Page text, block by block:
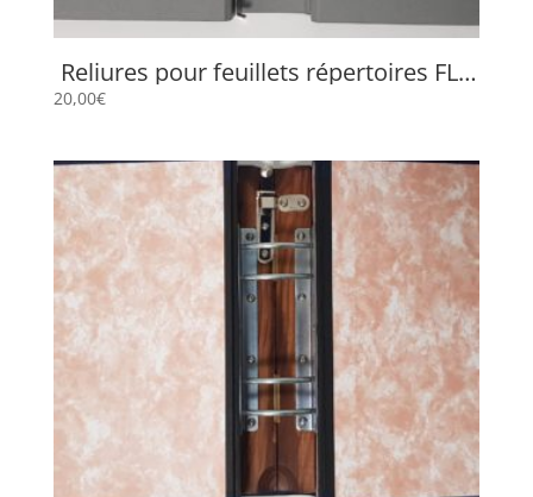
Reliures pour feuillets répertoires FLP
20,00€